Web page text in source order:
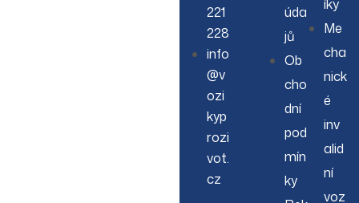
221
228
info
@v
ozi
kyp
rozi
vot.
cz
úda
jů
Ob
cho
dní
pod
mín
ky
íky
Me
cha
nick
é
inv
alid
ní
voz